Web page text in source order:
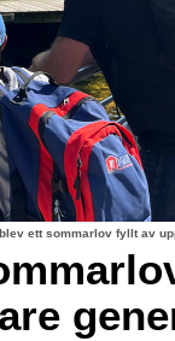
blev ett sommarlov fyllt av